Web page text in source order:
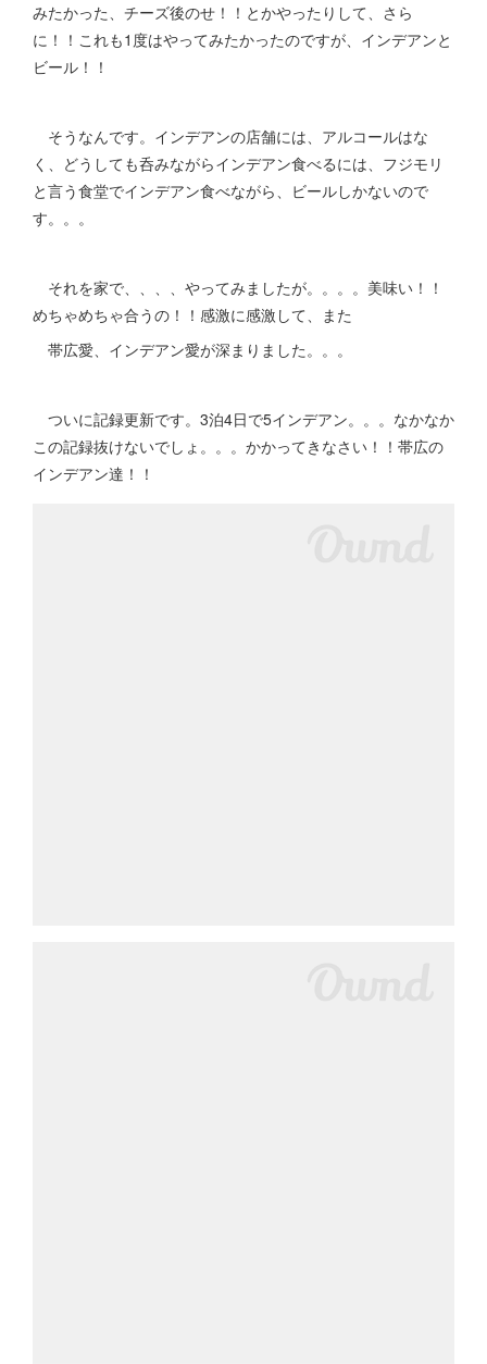
みたかった、チーズ後のせ！！とかやったりして、さら
に！！これも1度はやってみたかったのですが、インデアンと
ビール！！
そうなんです。インデアンの店舗には、アルコールはな
く、どうしても呑みながらインデアン食べるには、フジモリ
と言う食堂でインデアン食べながら、ビールしかないので
す。。。
それを家で、、、、やってみましたが。。。。美味い！！
めちゃめちゃ合うの！！感激に感激して、また
帯広愛、インデアン愛が深まりました。。。
ついに記録更新です。3泊4日で5インデアン。。。なかなか
この記録抜けないでしょ。。。かかってきなさい！！帯広の
インデアン達！！